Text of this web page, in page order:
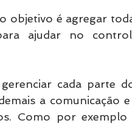
objetivo é agregar
ajudar no
cada parte
a comunicação
Como por exemplo